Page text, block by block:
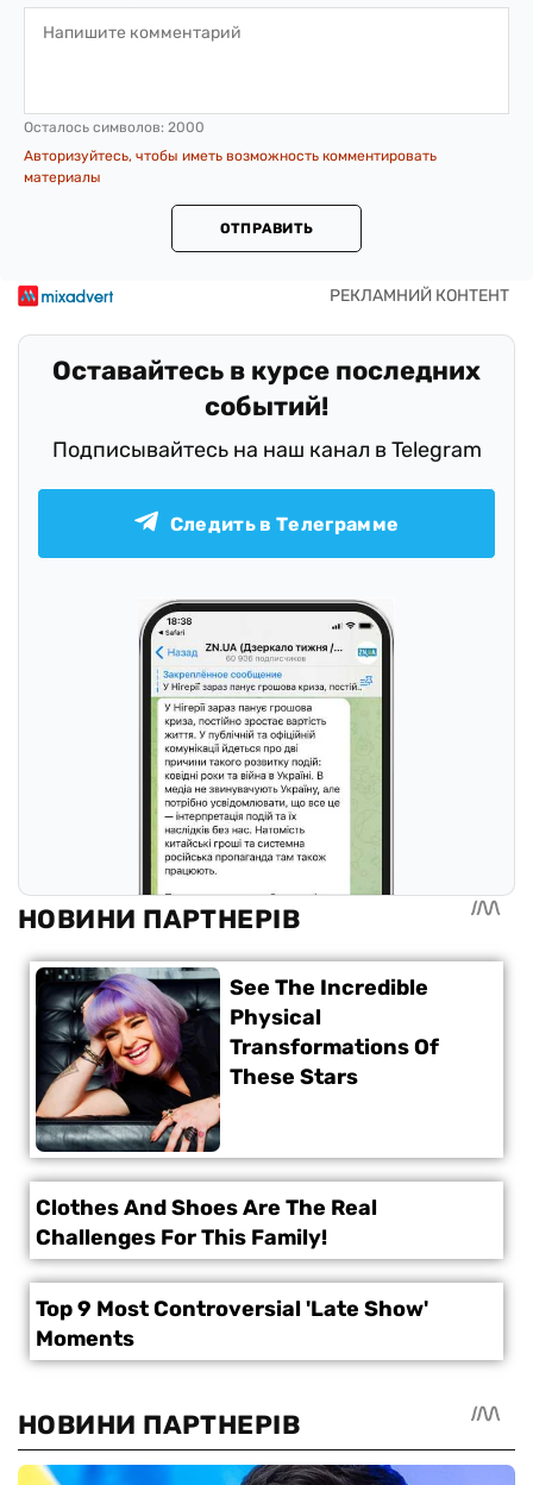
Осталось символов: 2000
Авторизуйтесь, чтобы иметь возможность комментировать
материалы
ОТПРАВИТЬ
Оставайтесь в курсе последних
событий!
Подписывайтесь на наш канал в Telegram
Следить в Телеграмме